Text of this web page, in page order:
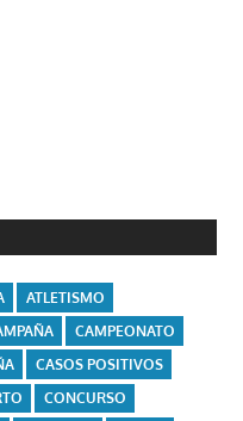
ATLETISMO
CAMPEONATO
CASOS POSITIVOS
CONCURSO